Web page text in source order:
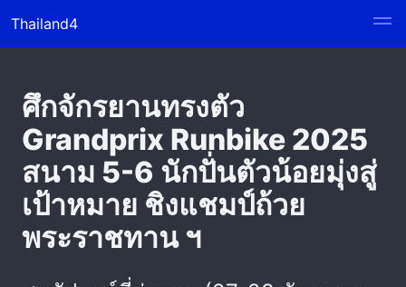
Thailand4
ศึกจักรยานทรงตัว
Grandprix Runbike 2025
สนาม 5-6 นักปั่นตัวน้อยมุ่งสู่
เป้าหมาย ชิงแชมป์ถ้วย
พระราชทาน ฯ